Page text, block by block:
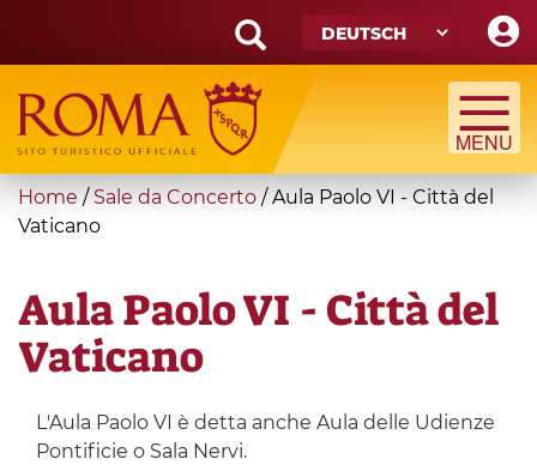
main
content
Search
form
Suche
You
are
Home / Sale da Concerto /Aula Paolo VI - Città del
Vaticano
Aula Paolo VI - Città del
Vaticano
L'Aula Paolo VI è detta anche Aula delle Udienze
Pontificie o Sala Nervi.